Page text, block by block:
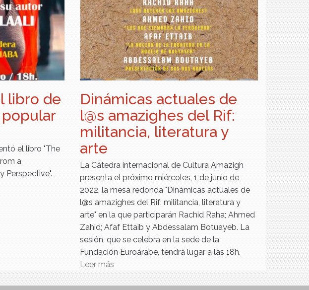
libro de
popular
el libro "The
a
Perspective".
Dinámicas actuales de
l@s amazighes del Rif:
militancia, literatura y
arte
La Cátedra internacional de Cultura Amazigh
presenta el próximo miércoles, 1 de junio de
2022, la mesa redonda "Dinámicas actuales de
l@s amazighes del Rif: militancia, literatura y
arte" en la que participarán Rachid Raha; Ahmed
Zahid; Afaf Ettaib y Abdessalam Botuayeb. La
sesión, que se celebra en la sede de la
Fundación Euroárabe, tendrá lugar a las 18h.
Leer más
amazighes del Rif: militancia, literatura y